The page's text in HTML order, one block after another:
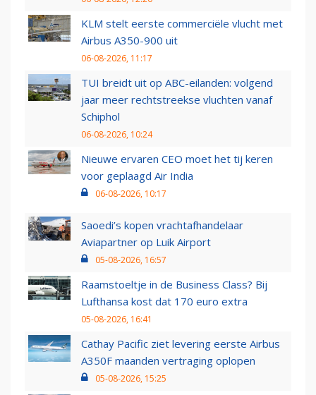
KLM stelt eerste commerciële vlucht met
Airbus A350-900 uit
06-08-2026, 11:17
TUI breidt uit op ABC-eilanden: volgend
jaar meer rechtstreekse vluchten vanaf
Schiphol
06-08-2026, 10:24
Nieuwe ervaren CEO moet het tij keren
voor geplaagd Air India
06-08-2026, 10:17
Saoedi’s kopen vrachtafhandelaar
Aviapartner op Luik Airport
05-08-2026, 16:57
Raamstoeltje in de Business Class? Bij
Lufthansa kost dat 170 euro extra
05-08-2026, 16:41
Cathay Pacific ziet levering eerste Airbus
A350F maanden vertraging oplopen
05-08-2026, 15:25